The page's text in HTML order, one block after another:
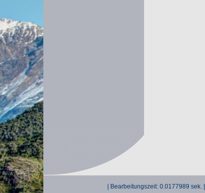
| Bearbeitungszeit: 0.0177989 sek. |